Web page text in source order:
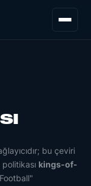
bu çeviri
kings-of-